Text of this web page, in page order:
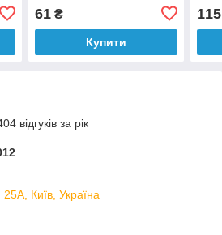
61₴
Купити
115
відгуків за рік
Київ, Україна